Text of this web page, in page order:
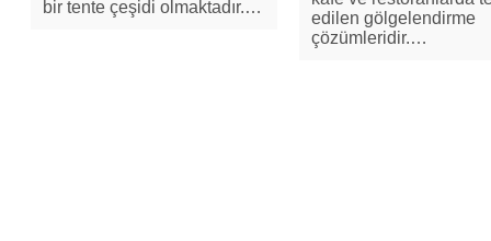
bir tente çeşidi olmaktadır.…
edilen gölgelendirme
çözümleridir.…